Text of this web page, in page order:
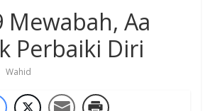
Mewabah, Aa
Perbaiki Diri
Wahid